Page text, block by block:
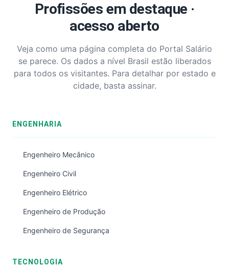
Profissões em destaque ·
acesso aberto
Veja como uma página completa do Portal Salário
se parece. Os dados a nível Brasil estão liberados
para todos os visitantes. Para detalhar por estado e
cidade, basta assinar.
ENGENHARIA
Engenheiro Mecânico
Engenheiro Civil
Engenheiro Elétrico
Engenheiro de Produção
Engenheiro de Segurança
TECNOLOGIA